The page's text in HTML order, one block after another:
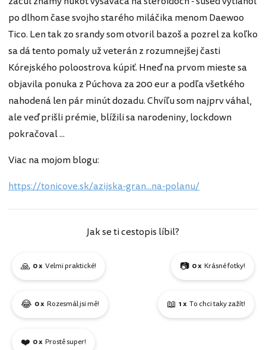
po dlhom čase svojho starého miláčika menom Daewoo
Tico. Len tak zo srandy som otvoril bazoš a pozrel za koľko
sa dá tento pomaly už veterán z rozumnejšej časti
Kórejského poloostrova kúpiť. Hneď na prvom mieste sa
objavila ponuka z Púchova za 200 eur a podľa všetkého
nahodená len pár minút dozadu. Chvíľu som najprv váhal,
ale veď prišli prémie, blížili sa narodeniny, lockdown
pokračoval ...
Viac na mojom blogu:
https://tonicove.sk/azijska-gran...na-polanu/
Jak se ti cestopis líbil?
🙏 0 x Velmi praktické! 📷 0 x Krásné fotky!
😂 0 x Rozesmál jsi mě! 📖 1 x To chci taky zažít!
❤️ 0 x Prostě super!